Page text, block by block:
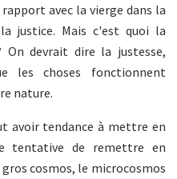
avec la vierge dans la
justice. Mais c'est quoi la
devrait dire la justesse,
les choses fonctionnent
nature.
avoir tendance à mettre en
tentative de remettre en
cosmos, le microcosmos